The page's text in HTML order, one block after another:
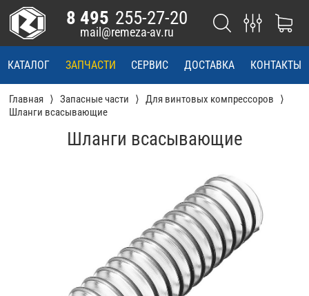
КАТАЛОГ ЗАПЧАСТИ СЕРВИС ДОСТАВКА КОНТАКТЫ
8 495 255-27-20
mail@remeza-av.ru
Главная Запасные части
Для винтовых компрессоров
Шланги всасывающие
Шланги всасывающие